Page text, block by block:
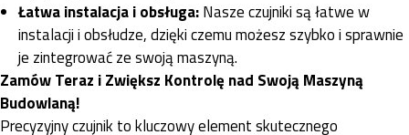
Łatwa instalacja i obsługa:Nasze czujniki są łatwe w
instalacji i obsłudze, dzięki czemu możesz szybko i sprawnie
je zintegrować ze swoją maszyną.
Zamów Teraz i Zwiększ Kontrolę nad Swoją Maszyną
Budowlaną!
Precyzyjny czujnik to kluczowy element skutecznego